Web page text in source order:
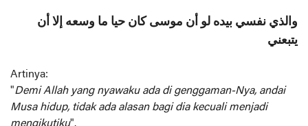
والذي نفسي بيده لو أن موسى كان حيا ما وسعه إلا أن
يتبعني
Artinya:
"Demi Allah yang nyawaku ada di genggaman-Nya, andai
Musa hidup, tidak ada alasan bagi dia kecuali menjadi